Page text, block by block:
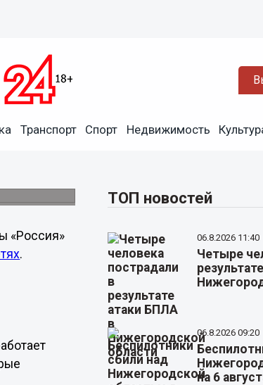
Транспорт Спорт Недвижимость
«Россия»
.
ТОП новостей
06.8.2026 11:40
Четыре
06.8.2026 09:20
на 6